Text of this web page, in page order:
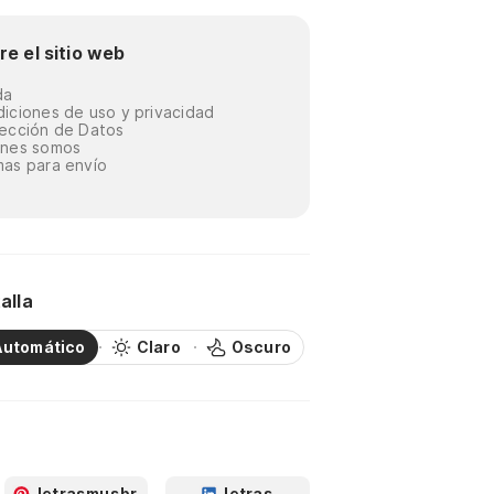
el sitio web
de uso y privacidad
de Datos
somos
para envío
Claro Oscuro